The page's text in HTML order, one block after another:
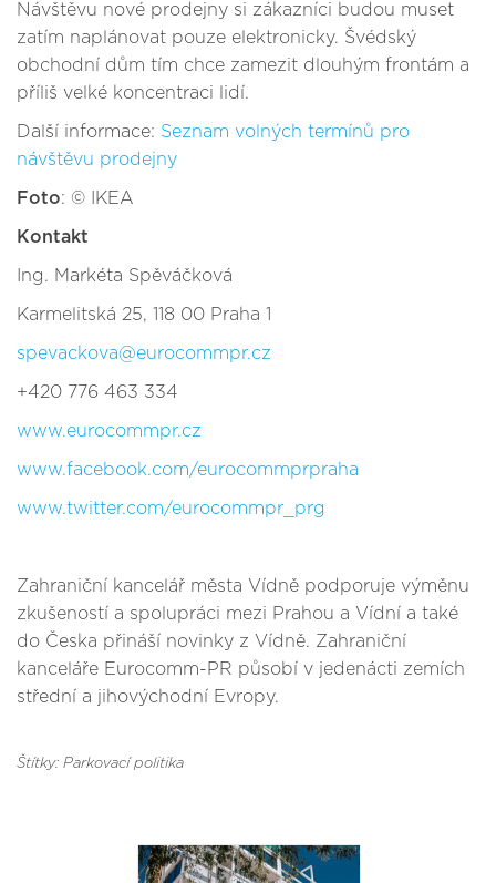
Návštěvu nové prodejny si zákazníci budou muset
zatím naplánovat pouze elektronicky. Švédský
obchodní dům tím chce zamezit dlouhým frontám a
příliš velké koncentraci lidí.
Další informace: Seznam volných termínů pro
návštěvu prodejny
Foto: © IKEA
Kontakt
Ing. Markéta Spěváčková
Karmelitská 25, 118 00 Praha 1
spevackova@eurocommpr.cz
+420 776 463 334
www.eurocommpr.cz
www.facebook.com/eurocommprpraha
www.twitter.com/eurocommpr_prg
Zahraniční kancelář města Vídně podporuje výměnu
zkušeností a spolupráci mezi Prahou a Vídní a také
do Česka přináší novinky z Vídně. Zahraniční
kanceláře Eurocomm-PR působí v jedenácti zemích
střední a jihovýchodní Evropy.
Štítky: Parkovací politika